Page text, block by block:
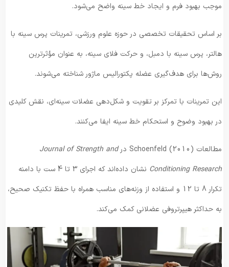
موجب بهبود فرم و ایجاد خط سینه واضح می‌شود.
بر اساس تحقیقات تخصصی در حوزه علوم ورزشی، تمرینات پرس سینه با
هالتر، پرس سینه با دمبل، و حرکت فلای سینه، به عنوان مؤثرترین
روش‌ها برای هدف‌گیری عضله پکتورالیس ماژور شناخته می‌شوند.
این تمرینات با تمرکز بر تقویت و شکل‌دهی عضلات سینه‌ای، نقش کلیدی
در بهبود وضوح و استحکام خط سینه ایفا می‌کنند.
مطالعات Schoenfeld (2010) در
Journal of Strength and
Conditioning Research
نشان داده‌اند که اجرای 3 تا 4 ست با دامنه
تکرار 8 تا 12 و استفاده از وزنه‌های مناسب همراه با حفظ تکنیک صحیح،
به حداکثر هیپرتروفی عضلانی کمک می‌کند.